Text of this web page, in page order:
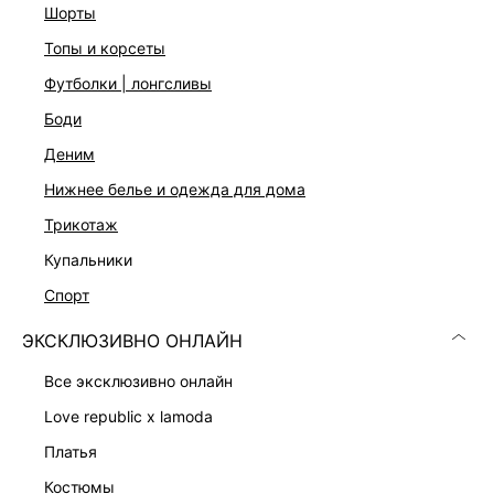
шорты
топы и корсеты
футболки | лонгсливы
боди
деним
нижнее белье и одежда для дома
трикотаж
купальники
спорт
ЭКСКЛЮЗИВНО ОНЛАЙН
все эксклюзивно онлайн
love republic x lamoda
платья
костюмы
На модели размер 44. Крой модели соответствует
ДОСТАВКА И ВОЗВРАТ
Подробные условия доставки и возврата
КАТАЛОГ
КОМПАНИЯ